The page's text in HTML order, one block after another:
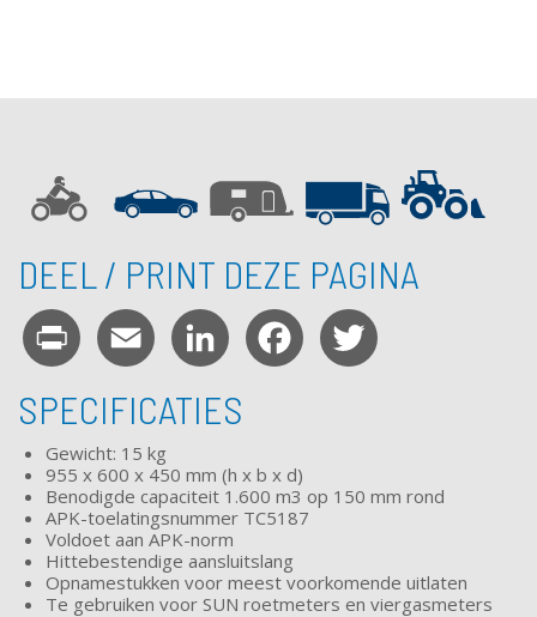
DEEL / PRINT DEZE PAGINA
Print Email LinkedInFacebook
SPECIFICATIES
Gewicht: 15 kg
955 x 600 x 450 mm (h x b x d)
Benodigde capaciteit 1.600 m3 op 150 mm rond
APK-toelatingsnummer TC5187
Voldoet aan APK-norm
Hittebestendige aansluitslang
Opnamestukken voor meest voorkomende uitlaten
Te gebruiken voor SUN roetmeters en viergasmeters